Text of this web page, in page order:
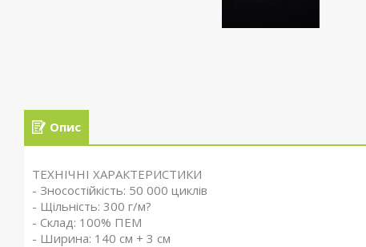
Опис
ТЕХНІЧНІ ХАРАКТЕРИСТИКИ
- Зносостійкість: 50 000 циклів
- Щільність: 300 г/м?
- Склад: 100% ПЕМ
- Ширина: 140 см + 3 см